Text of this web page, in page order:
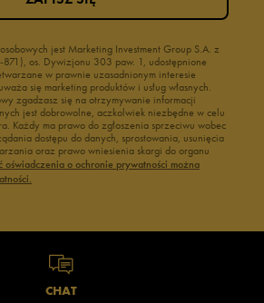
jest Marketing Investment Group S.A. z
os. Dywizjonu 303 paw. 1, udostępnione
w prawnie uzasadnionym interesie
się marketing produktów i usług własnych.
zgadzasz się na otrzymywanie informacji
jest dobrowolne, aczkolwiek niezbędne w celu
Każdy ma prawo do zgłoszenia sprzeciwu wobec
dostępu do danych, sprostowania, usunięcia
oraz prawo wniesienia skargi do organu
oświadczenia o ochronie prywatności można
CHAT